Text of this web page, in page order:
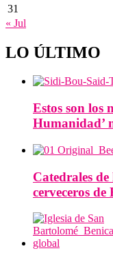
31
« Jul
LO ÚLTIMO
Estos son los
Humanidad’
Catedrales
cerveceros de